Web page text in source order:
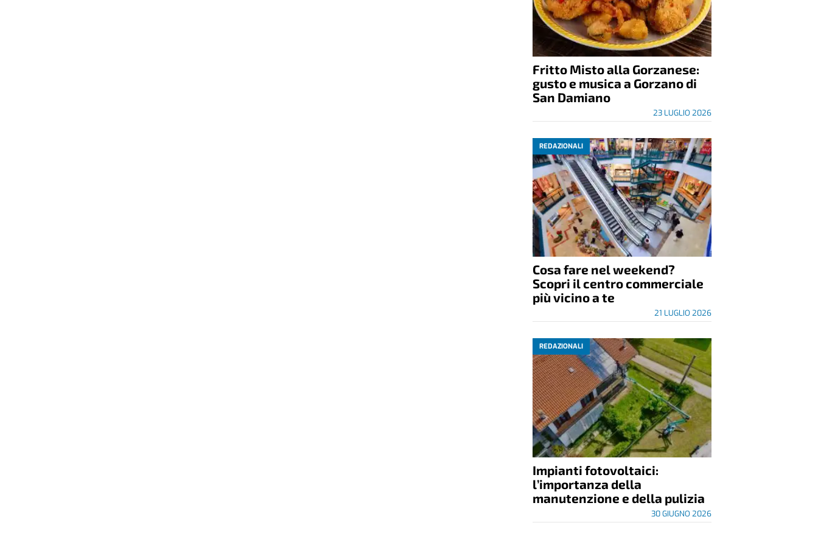
Fritto Misto alla Gorzanese:
gusto e musica a Gorzano di
San Damiano
23 LUGLIO 2026
REDAZIONALI
Cosa fare nel weekend?
Scopri il centro commerciale
più vicino a te
21 LUGLIO 2026
REDAZIONALI
Impianti fotovoltaici:
l’importanza della
manutenzione e della pulizia
30 GIUGNO 2026